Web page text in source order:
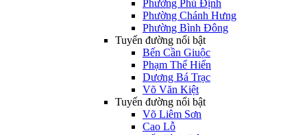
Phường Phú Định
Phường Chánh Hưng
Phường Bình Đông
Tuyến đường nổi bật
Bến Cần Giuộc
Phạm Thế Hiển
Dương Bá Trạc
Võ Văn Kiệt
Tuyến đường nổi bật
Võ Liêm Sơn
Cao Lỗ